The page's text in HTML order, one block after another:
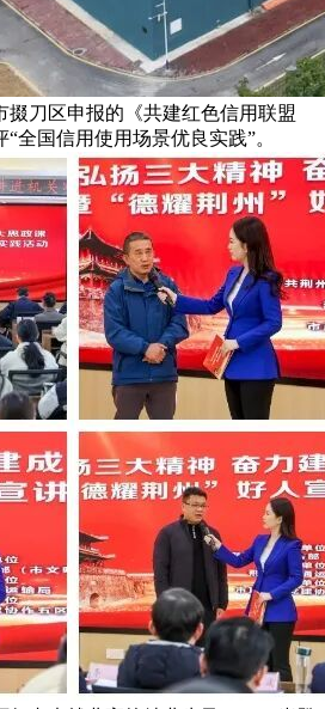
掇刀区申报的《共建红色信用联盟
全国信用使用场景优良实践”。